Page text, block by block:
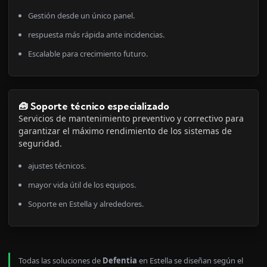
Gestión desde un único panel.
respuesta más rápida ante incidencias.
Escalable para crecimiento futuro.
🧰 Soporte técnico especializado
Servicios de mantenimiento preventivo y correctivo para
garantizar el máximo rendimiento de los sistemas de
seguridad.
ajustes técnicos.
mayor vida útil de los equipos.
Soporte en Estella y alrededores.
Todas las soluciones de Defentia en Estella se diseñan según el